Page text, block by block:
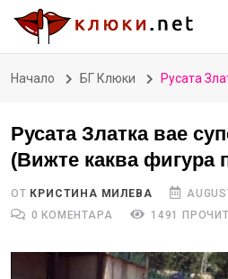
Начало БГ Клюки Русата Златка вае
Русата Златка вае
(Вижте каква фигура
ОТ КРИСТИНА МИЛЕВА
0 КОМЕНТАРА
1491